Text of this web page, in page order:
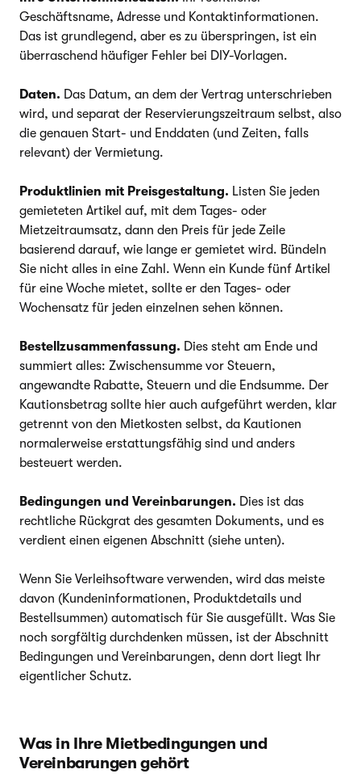
Geschäftsname, Adresse und Kontaktinformationen.
Das ist grundlegend, aber es zu überspringen, ist ein
überraschend häufiger Fehler bei DIY-Vorlagen.
Daten. Das Datum, an dem der Vertrag unterschrieben
wird, und separat der Reservierungszeitraum selbst, also
die genauen Start- und Enddaten (und Zeiten, falls
relevant) der Vermietung.
Produktlinien mit Preisgestaltung. Listen Sie jeden
gemieteten Artikel auf, mit dem Tages- oder
Mietzeitraumsatz, dann den Preis für jede Zeile
basierend darauf, wie lange er gemietet wird. Bündeln
Sie nicht alles in eine Zahl. Wenn ein Kunde fünf Artikel
für eine Woche mietet, sollte er den Tages- oder
Wochensatz für jeden einzelnen sehen können.
Bestellzusammenfassung. Dies steht am Ende und
summiert alles: Zwischensumme vor Steuern,
angewandte Rabatte, Steuern und die Endsumme. Der
Kautionsbetrag sollte hier auch aufgeführt werden, klar
getrennt von den Mietkosten selbst, da Kautionen
normalerweise erstattungsfähig sind und anders
besteuert werden.
Bedingungen und Vereinbarungen. Dies ist das
rechtliche Rückgrat des gesamten Dokuments, und es
verdient einen eigenen Abschnitt (siehe unten).
Wenn Sie Verleihsoftware verwenden, wird das meiste
davon (Kundeninformationen, Produktdetails und
Bestellsummen) automatisch für Sie ausgefüllt. Was Sie
noch sorgfältig durchdenken müssen, ist der Abschnitt
Bedingungen und Vereinbarungen, denn dort liegt Ihr
eigentlicher Schutz.
Was in Ihre Mietbedingungen und
Vereinbarungen gehört